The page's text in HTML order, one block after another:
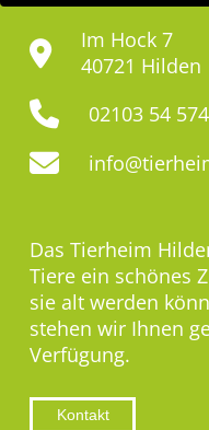
Im Hock 7
40721 Hilden
02103 54 574
Das Tierheim
Tiere ein schönes
sie alt werden
stehen wir Ihnen
Verfügung.
Kontakt